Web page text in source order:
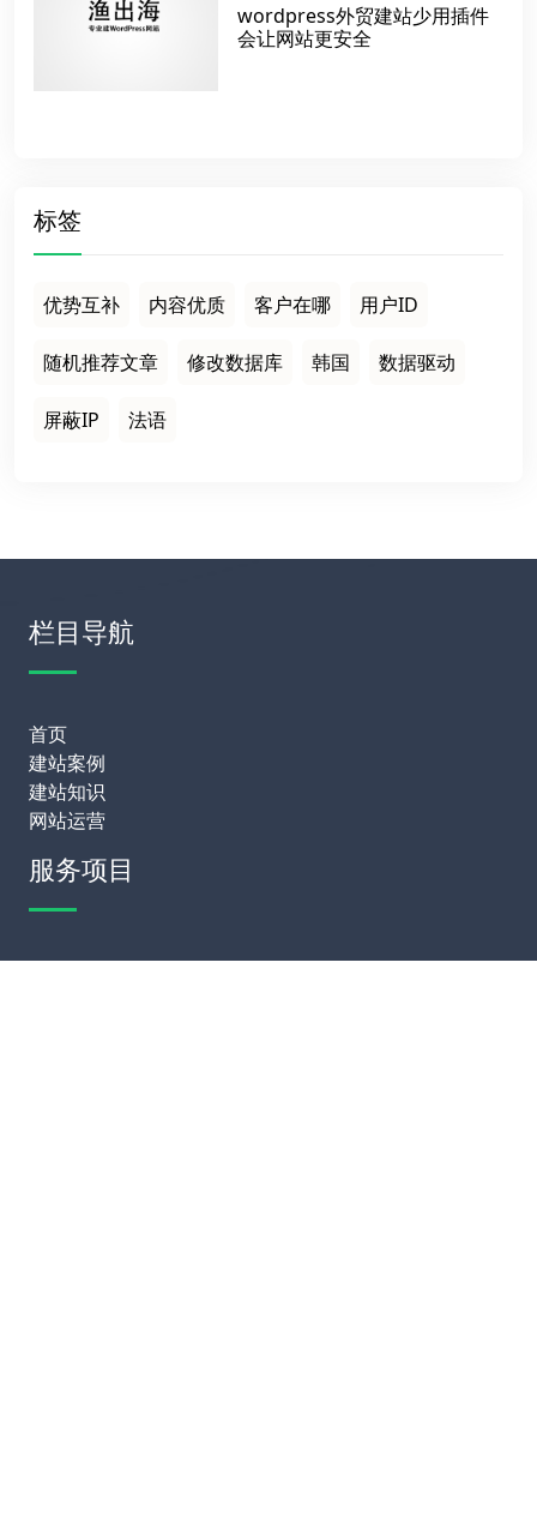
wordpress外贸建站少用插件
会让网站更安全
标签
优势互补 内容优质 客户在哪 用户ID
随机推荐文章 修改数据库 韩国 数据驱动
屏蔽IP 法语
栏目导航
首页
建站案例
建站知识
网站运营
服务项目